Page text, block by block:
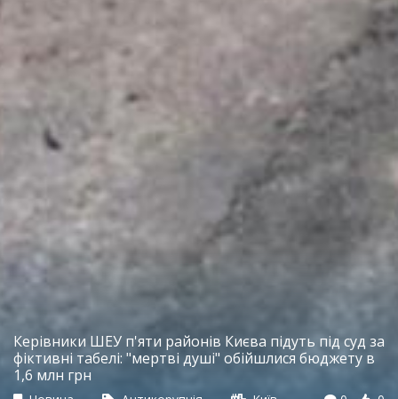
Керівники ШЕУ п'яти районів Києва підуть під суд за
фіктивні табелі: "мертві душі" обійшлися бюджету в
1,6 млн грн